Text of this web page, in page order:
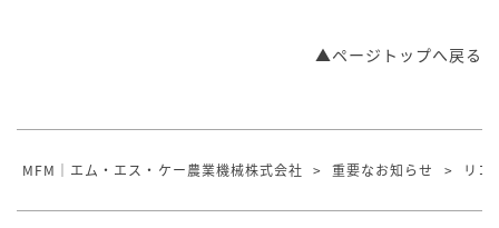
▲ページトップへ戻る
MFM｜エム・エス・ケー農業機械株式会社 > 重要なお知らせ > リコ